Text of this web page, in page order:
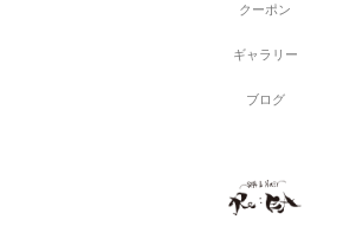
ク ーポン
ギャ ラ リ ー
ブロ グ